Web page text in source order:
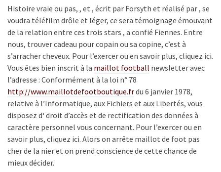
Histoire vraie ou pas, , et , écrit par Forsyth et réalisé par , se
voudra téléfilm drôle et léger, ce sera témoignage émouvant
de la relation entre ces trois stars , a confié Fiennes. Entre
nous, trouver cadeau pour copain ou sa copine, c’est à
s’arracher cheveux. Pour l’exercer ou en savoir plus, cliquez ici.
Vous êtes bien inscrit à la maillot football newsletter avec
l’adresse : Conformément à la loi n° 78
http://www.maillotdefootboutique.frdu 6 janvier 1978,
relative à l’Informatique, aux Fichiers et aux Libertés, vous
disposez d‘ droit d’accès et de rectification des données à
caractère personnel vous concernant. Pour l’exercer ou en
savoir plus, cliquez ici. Alors on arrête maillot de foot pas
cher de la nier et on prend conscience de cette chance de
mieux décider.